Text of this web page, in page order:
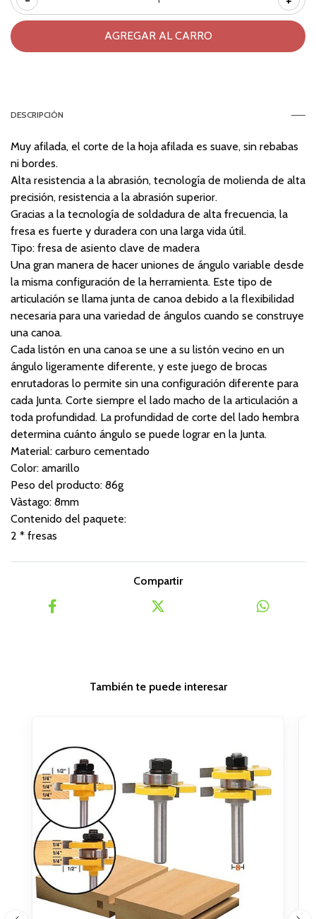
DESCRIPCIÓN
Muy afilada, el corte de la hoja afilada es suave, sin rebabas
ni bordes.
Alta resistencia a la abrasión, tecnología de molienda de alta
precisión, resistencia a la abrasión superior.
Gracias a la tecnología de soldadura de alta frecuencia, la
fresa es fuerte y duradera con una larga vida útil.
Tipo: fresa de asiento clave de madera
Una gran manera de hacer uniones de ángulo variable desde
la misma configuración de la herramienta. Este tipo de
articulación se llama junta de canoa debido a la flexibilidad
necesaria para una variedad de ángulos cuando se construye
una canoa.
Cada listón en una canoa se une a su listón vecino en un
ángulo ligeramente diferente, y este juego de brocas
enrutadoras lo permite sin una configuración diferente para
cada Junta. Corte siempre el lado macho de la articulación a
toda profundidad. La profundidad de corte del lado hembra
determina cuánto ángulo se puede lograr en la Junta.
Material: carburo cementado
Color: amarillo
Peso del producto: 86g
Vàstago: 8mm
Contenido del paquete:
2 * fresas
Compartir
También te puede interesar